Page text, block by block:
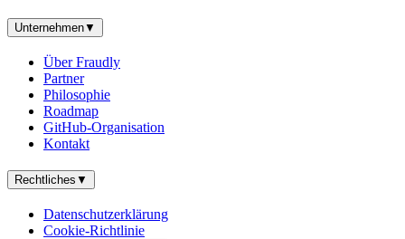
Unternehmen▼
Über Fraudly
Partner
Philosophie
Roadmap
GitHub-Organisation
Kontakt
Rechtliches ▼
Datenschutzerklärung
Cookie-Richtlinie